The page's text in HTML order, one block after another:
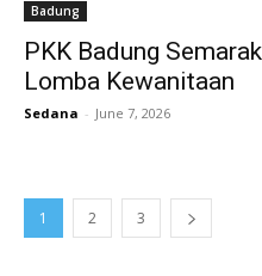
Badung
PKK Badung
Lomba Kewanitaan
Sedana - June 7, 2026
1 2 3